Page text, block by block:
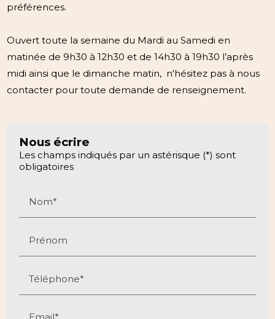
préférences.
Ouvert toute la semaine du Mardi au Samedi en
matinée de 9h30 à 12h30 et de 14h30 à 19h30 l’après
midi ainsi que le dimanche matin, n'hésitez pas à nous
contacter pour toute demande de renseignement.
Nous écrire
Les champs indiqués par un astérisque (*) sont
obligatoires
Nom*
Prénom
Téléphone*